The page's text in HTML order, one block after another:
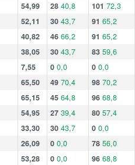
54,99 28 40,8 101 72,3
52,11 30 43,7 91 65,2
40,82 46 66,2 91 65,2
38,05 30 43,7 83 59,6
7,55 0 0,0 0 0,0
65,50 49 70,4 98 70,2
65,15 45 64,8 96 68,8
54,95 27 39,4 80 57,4
33,30 30 43,7 0 0,0
26,09 0 0,0 78 56,0
53,28 0 0,0 96 68,8